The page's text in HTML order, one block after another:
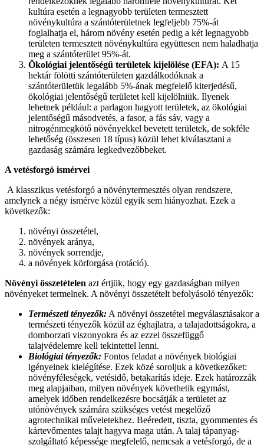
kultúra esetén a legnagyobb területen termesztett
növénykultúra a szántóterületnek legfeljebb 75%-át
foglalhatja el, három növény esetén pedig a két legnagyobb
területen termesztett növénykultúra együttesen nem haladhatja
meg a szántóterület 95%-át.
Ökológiai jelentőségű területek kijelölése (EFA): A 15
hektár fölötti szántóterületen gazdálkodóknak a
szántóterületük legalább 5%-ának megfelelő kiterjedésű,
ökológiai jelentőségű területet kell kijelölniük. Ilyenek
lehetnek például: a parlagon hagyott területek, az ökológiai
jelentőségű másodvetés, a fasor, a fás sáv, vagy a
nitrogénmegkötő növényekkel bevetett területek, de sokféle
lehetőség (összesen 18 típus) közül lehet kiválasztani a
gazdaság számára legkedvezőbbeket.
A vetésforgó ismérvei
A klasszikus vetésforgó a növénytermesztés olyan rendszere,
amelynek a négy ismérve közül egyik sem hiányozhat. Ezek a
következők:
növényi összetétel,
növények aránya,
növények sorrendje,
a növények körforgása (rotáció).
Növényi összetételen azt értjük, hogy egy gazdaságban milyen
növényeket termelnek. A növényi összetételt befolyásoló tényezők:
Természeti tényezők: A növényi összetétel megválasztásakor a
természeti tényezők közül az éghajlatra, a talajadottságokra, a
domborzati viszonyokra és az ezzel összefüggő
talajvédelemre kell tekintettel lenni.
Biológiai tényezők: Fontos feladat a növények biológiai
igényeinek kielégítése. Ezek közé soroljuk a következőket:
növényféleségek, vetésidő, betakarítás ideje. Ezek határozzák
meg alapjaiban, milyen növények követhetik egymást,
amelyek időben rendelkezésre bocsátják a területet az
utónövények számára szükséges vetést megelőző
agrotechnikai műveletekhez. Beéredett, tiszta, gyommentes és
kártevőmentes talajt hagyva maga után. A talaj tápanyag-
szolgáltató képessége megfelelő, nemcsak a vetésforgó, de a